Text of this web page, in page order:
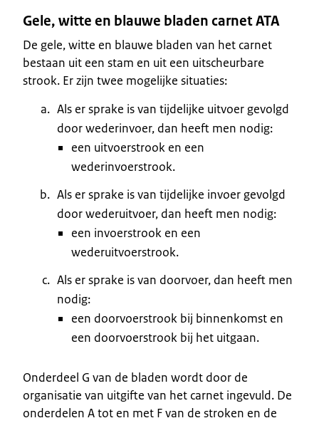
Gele, witte en blauwe bladen carnet ATA
De gele, witte en blauwe bladen van het carnet
bestaan uit een stam en uit een uitscheurbare
strook. Er zijn twee mogelijke situaties:
Als er sprake is van tijdelijke uitvoer gevolgd
door wederinvoer, dan heeft men nodig:
een uitvoerstrook en een
wederinvoerstrook.
Als er sprake is van tijdelijke invoer gevolgd
door wederuitvoer, dan heeft men nodig:
een invoerstrook en een
wederuitvoerstrook.
Als er sprake is van doorvoer, dan heeft men
nodig:
een doorvoerstrook bij binnenkomst en
een doorvoerstrook bij het uitgaan.
Onderdeel G van de bladen wordt door de
organisatie van uitgifte van het carnet ingevuld. De
onderdelen A tot en met F van de stroken en de